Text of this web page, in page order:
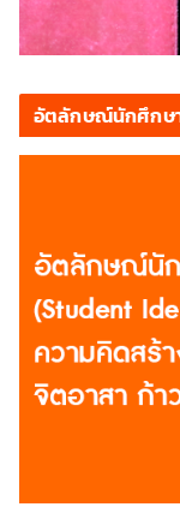
อัตลักษณ์นักศึกษ